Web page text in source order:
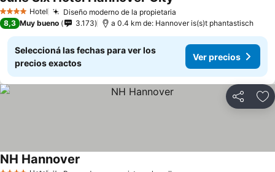
4 EstrellasHotel Diseño moderno de la propietaria
8,3 Muy bueno 3.173 a 0.4 km de: Hannover is(s)t phantastisch
Seleccioná las fechas para ver los
precios exactos
Ver precios
Compartir
NH Hannover